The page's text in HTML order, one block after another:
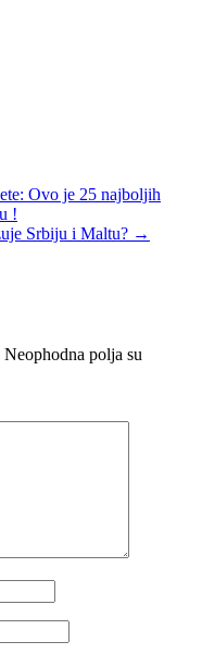
Ovo je 25 najboljih
!
Srbiju i Maltu? →
Neophodna polja su